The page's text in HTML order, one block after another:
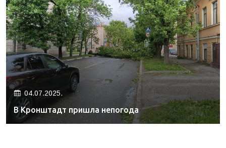
04.07.2025.
В Кронштадт пришла непогода